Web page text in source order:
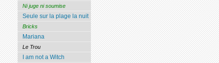
Ni juge ni soumise
Seule sur la plage la nuit
Bricks
Mariana
Le Trou
I am not a Witch